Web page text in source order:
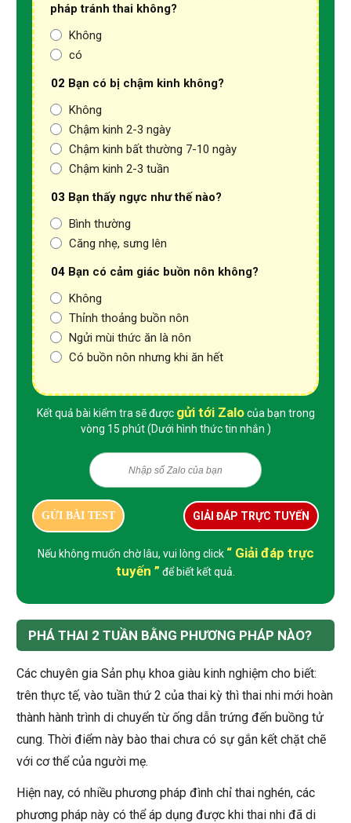
pháp tránh thai không?
Không
có
02 Bạn có bị chậm kinh không?
Không
Chậm kinh 2-3 ngày
Chậm kinh bất thường 7-10 ngày
Chậm kinh 2-3 tuần
03 Bạn thấy ngực như thế nào?
Bình thường
Căng nhẹ, sưng lên
04 Bạn có cảm giác buồn nôn không?
Không
Thỉnh thoảng buồn nôn
Ngửi mùi thức ăn là nôn
Có buồn nôn nhưng khi ăn hết
Kết quả bài kiểm tra sẽ được gửi tới Zalocủa bạn trong
vòng 15 phút (Dưới hình thức tin nhắn )
GỬI BÀI TEST GIẢI ĐÁP TRỰC TUYẾN
Nếu không muốn chờ lâu, vui lòng click “ Giải đáp trực
tuyến ” để biết kết quả.
PHÁ THAI 2 TUẦN BẰNG PHƯƠNG PHÁP NÀO?
Các chuyên gia Sản phụ khoa giàu kinh nghiệm cho biết:
trên thực tế, vào tuần thứ 2 của thai kỳ thì thai nhi mới hoàn
thành hành trình di chuyển từ ống dẫn trứng đến buồng tử
cung. Thời điểm này bào thai chưa có sự gắn kết chặt chẽ
với cơ thể của người mẹ.
Hiện nay, có nhiều phương pháp đình chỉ thai nghén, các
phương pháp này có thể áp dụng được khi thai nhi đã di